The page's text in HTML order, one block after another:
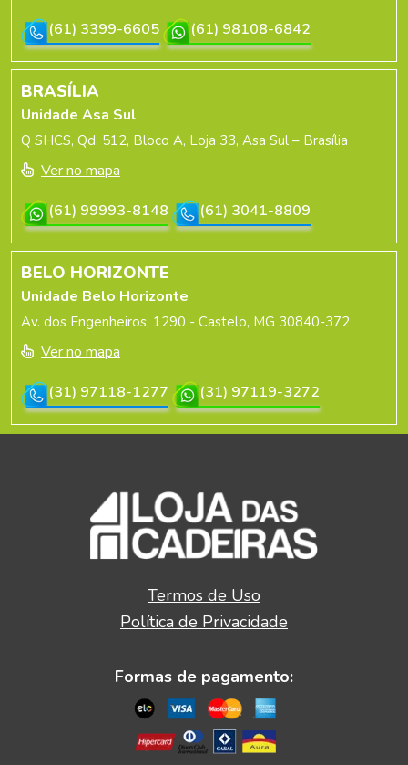
(61) 3399-6605
(61) 98108-6842
BRASÍLIA
Unidade Asa Sul
Q SHCS, Qd. 512, Bloco A, Loja 33, Asa Sul – Brasília
Ver no mapa
(61) 99993-8148
(61) 3041-8809
BELO HORIZONTE
Unidade Belo Horizonte
Av. dos Engenheiros, 1290 - Castelo, MG 30840-372
Ver no mapa
(31) 97118-1277
(31) 97119-3272
Termos de Uso
Política de Privacidade
Formas de pagamento: